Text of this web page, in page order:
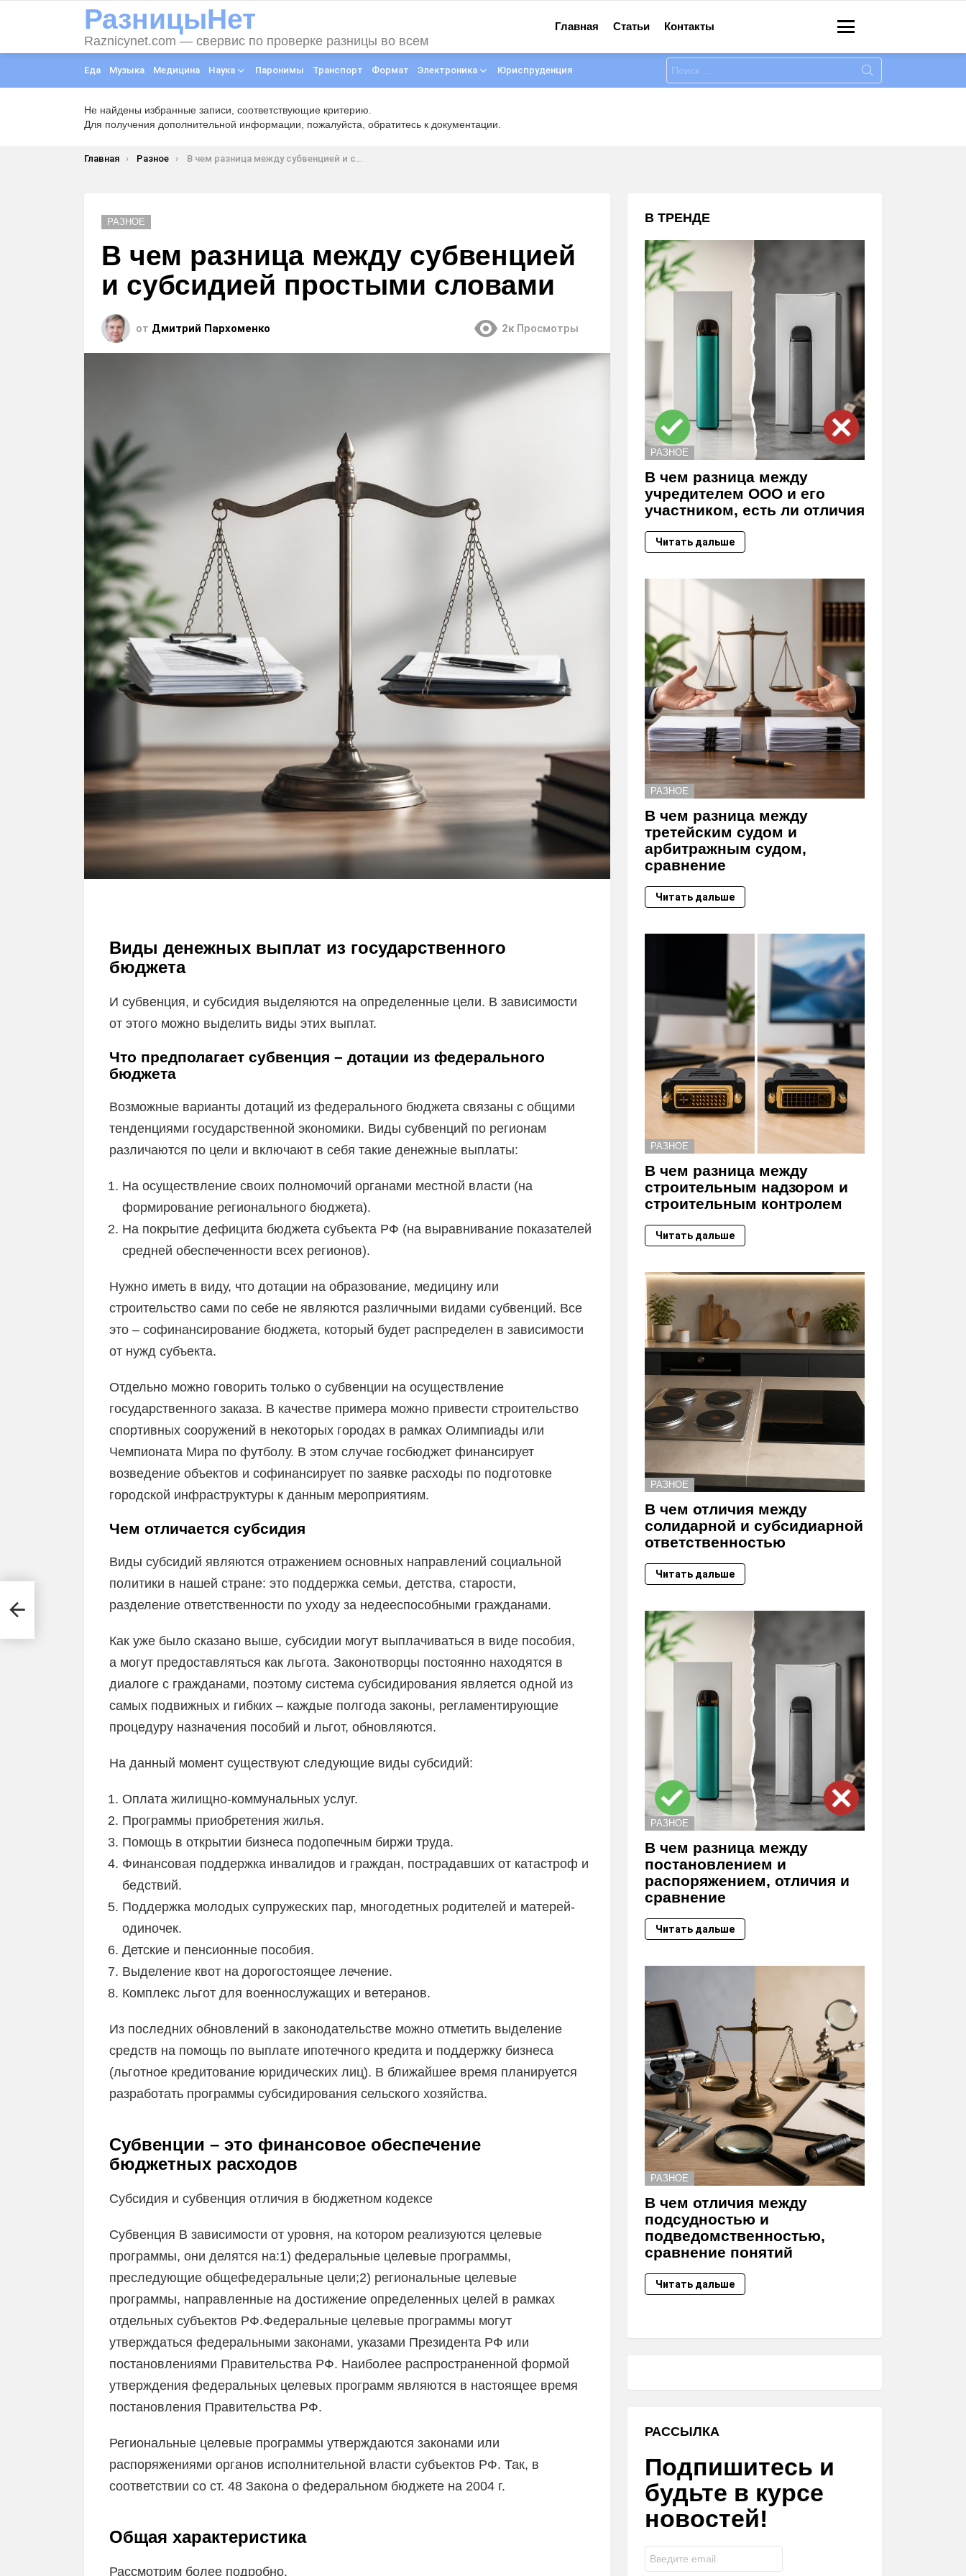
РазницыНет
Raznicynet.com — свервис по проверке разницы во всем
Главная Статьи Контакты
Еда Музыка Медицина Наука Паронимы Транспорт Формат Электроника Юриспруденция
Искать:
Не найдены избранные записи, соответствующие критерию.
Для получения дополнительной информации, пожалуйста, обратитесь к документации.
Вы здесь:
Главная Разное В чем разница между субвенцией и субсидией простыми словами
РАЗНОЕ
В чем разница между субвенцией
и субсидией простыми словами
от Дмитрий Пархоменко 2к Просмотры
Виды денежных выплат из государственного
бюджета
И субвенция, и субсидия выделяются на определенные цели. В зависимости
от этого можно выделить виды этих выплат.
Что предполагает субвенция – дотации из федерального
бюджета
Возможные варианты дотаций из федерального бюджета связаны с общими
тенденциями государственной экономики. Виды субвенций по регионам
различаются по цели и включают в себя такие денежные выплаты:
На осуществление своих полномочий органами местной власти (на
формирование регионального бюджета).
На покрытие дефицита бюджета субъекта РФ (на выравнивание показателей
средней обеспеченности всех регионов).
Нужно иметь в виду, что дотации на образование, медицину или
строительство сами по себе не являются различными видами субвенций. Все
это – софинансирование бюджета, который будет распределен в зависимости
от нужд субъекта.
Отдельно можно говорить только о субвенции на осуществление
государственного заказа. В качестве примера можно привести строительство
спортивных сооружений в некоторых городах в рамках Олимпиады или
Чемпионата Мира по футболу. В этом случае госбюджет финансирует
возведение объектов и софинансирует по заявке расходы по подготовке
городской инфраструктуры к данным мероприятиям.
Чем отличается субсидия
Виды субсидий являются отражением основных направлений социальной
политики в нашей стране: это поддержка семьи, детства, старости,
разделение ответственности по уходу за недееспособными гражданами.
Как уже было сказано выше, субсидии могут выплачиваться в виде пособия,
а могут предоставляться как льгота. Законотворцы постоянно находятся в
диалоге с гражданами, поэтому система субсидирования является одной из
самых подвижных и гибких – каждые полгода законы, регламентирующие
процедуру назначения пособий и льгот, обновляются.
На данный момент существуют следующие виды субсидий:
Оплата жилищно-коммунальных услуг.
Программы приобретения жилья.
Помощь в открытии бизнеса подопечным биржи труда.
Финансовая поддержка инвалидов и граждан, пострадавших от катастроф и
бедствий.
Поддержка молодых супружеских пар, многодетных родителей и матерей-
одиночек.
Детские и пенсионные пособия.
Выделение квот на дорогостоящее лечение.
Комплекс льгот для военнослужащих и ветеранов.
Из последних обновлений в законодательстве можно отметить выделение
средств на помощь по выплате ипотечного кредита и поддержку бизнеса
(льготное кредитование юридических лиц). В ближайшее время планируется
разработать программы субсидирования сельского хозяйства.
Субвенции – это финансовое обеспечение
бюджетных расходов
Субсидия и субвенция отличия в бюджетном кодексе
Субвенция В зависимости от уровня, на котором реализуются целевые
программы, они делятся на:1) федеральные целевые программы,
преследующие общефедеральные цели;2) региональные целевые
программы, направленные на достижение определенных целей в рамках
отдельных субъектов РФ.Федеральные целевые программы могут
утверждаться федеральными законами, указами Президента РФ или
постановлениями Правительства РФ. Наиболее распространенной формой
утверждения федеральных целевых программ являются в настоящее время
постановления Правительства РФ.
Региональные целевые программы утверждаются законами или
распоряжениями органов исполнительной власти субъектов РФ. Так, в
соответствии со ст. 48 Закона о федеральном бюджете на 2004 г.
Общая характеристика
Рассмотрим более подробно.
В ТРЕНДЕ
РАЗНОЕ
В чем разница между
учредителем ООО и его
участником, есть ли отличия
Читать дальше
РАЗНОЕ
В чем разница между
третейским судом и
арбитражным судом,
сравнение
Читать дальше
РАЗНОЕ
В чем разница между
строительным надзором и
строительным контролем
Читать дальше
РАЗНОЕ
В чем отличия между
солидарной и субсидиарной
ответственностью
Читать дальше
РАЗНОЕ
В чем разница между
постановлением и
распоряжением, отличия и
сравнение
Читать дальше
РАЗНОЕ
В чем отличия между
подсудностью и
подведомственностью,
сравнение понятий
Читать дальше
РАССЫЛКА
Подпишитесь и
будьте в курсе
новостей!